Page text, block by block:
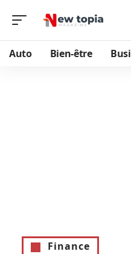
Auto Bien-être
Finance